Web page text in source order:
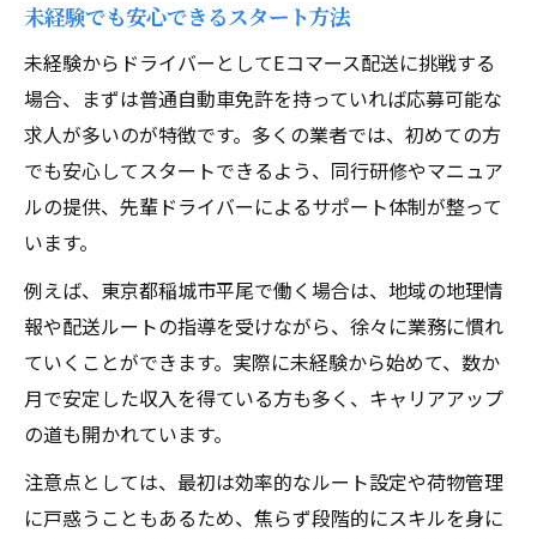
未経験でも安心できるスタート方法
未経験からドライバーとしてEコマース配送に挑戦する
場合、まずは普通自動車免許を持っていれば応募可能な
求人が多いのが特徴です。多くの業者では、初めての方
でも安心してスタートできるよう、同行研修やマニュア
ルの提供、先輩ドライバーによるサポート体制が整って
います。
例えば、東京都稲城市平尾で働く場合は、地域の地理情
報や配送ルートの指導を受けながら、徐々に業務に慣れ
ていくことができます。実際に未経験から始めて、数か
月で安定した収入を得ている方も多く、キャリアアップ
の道も開かれています。
注意点としては、最初は効率的なルート設定や荷物管理
に戸惑うこともあるため、焦らず段階的にスキルを身に